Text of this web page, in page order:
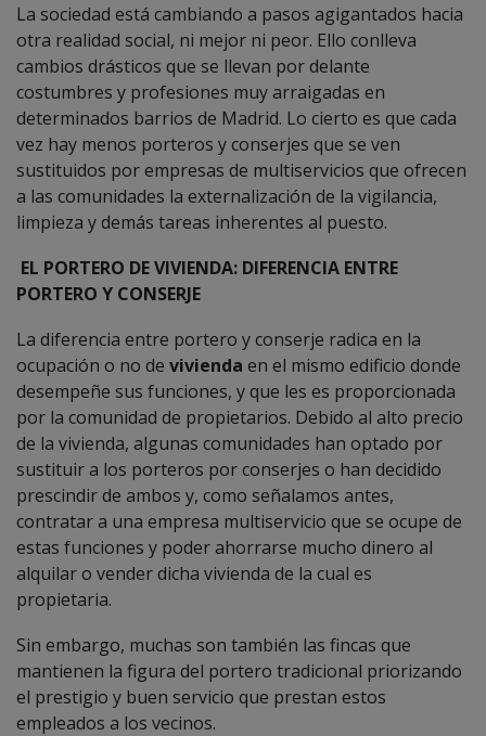
La sociedad está cambiando a pasos agigantados hacia
otra realidad social, ni mejor ni peor. Ello conlleva
cambios drásticos que se llevan por delante
costumbres y profesiones muy arraigadas en
determinados barrios de Madrid. Lo cierto es que cada
vez hay menos porteros y conserjes que se ven
sustituidos por empresas de multiservicios que ofrecen
a las comunidades la externalización de la vigilancia,
limpieza y demás tareas inherentes al puesto.
EL PORTERO DE VIVIENDA: DIFERENCIA ENTRE
PORTERO Y CONSERJE
La diferencia entre portero y conserje radica en la
ocupación o no de vivienda en el mismo edificio donde
desempeñe sus funciones, y que les es proporcionada
por la comunidad de propietarios. Debido al alto precio
de la vivienda, algunas comunidades han optado por
sustituir a los porteros por conserjes o han decidido
prescindir de ambos y, como señalamos antes,
contratar a una empresa multiservicio que se ocupe de
estas funciones y poder ahorrarse mucho dinero al
alquilar o vender dicha vivienda de la cual es
propietaria.
Sin embargo, muchas son también las fincas que
mantienen la figura del portero tradicional priorizando
el prestigio y buen servicio que prestan estos
empleados a los vecinos.